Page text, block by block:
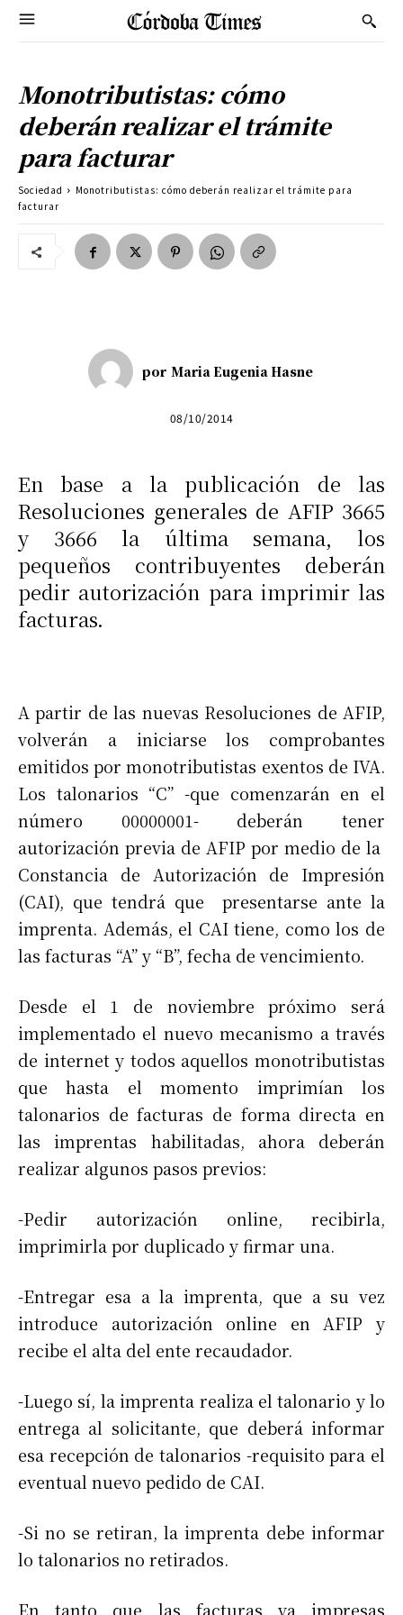
Monotributistas: cómo
deberán realizar el trámite
para facturar
Sociedad
Monotributistas: cómo deberán realizar el trámite para
facturar
por Maria Eugenia Hasne
08/10/2014
En base a la publicación de las
Resoluciones generales de AFIP 3665
y 3666 la última semana, los
pequeños contribuyentes deberán
pedir autorización para imprimir las
facturas.
A partir de las nuevas Resoluciones de AFIP,
volverán a iniciarse los comprobantes
emitidos por monotributistas exentos de IVA.
Los talonarios “C” -que comenzarán en el
número 00000001- deberán tener
autorización previa de AFIP por medio de la
Constancia de Autorización de Impresión
(CAI), que tendrá que presentarse ante la
imprenta. Además, el CAI tiene, como los de
las facturas “A” y “B”, fecha de vencimiento.
Desde el 1 de noviembre próximo será
implementado el nuevo mecanismo a través
de internet y todos aquellos monotributistas
que hasta el momento imprimían los
talonarios de facturas de forma directa en
las imprentas habilitadas, ahora deberán
realizar algunos pasos previos:
-Pedir autorización online, recibirla,
imprimirla por duplicado y firmar una.
-Entregar esa a la imprenta, que a su vez
introduce autorización online en AFIP y
recibe el alta del ente recaudador.
-Luego sí, la imprenta realiza el talonario y lo
entrega al solicitante, que deberá informar
esa recepción de talonarios -requisito para el
eventual nuevo pedido de CAI.
-Si no se retiran, la imprenta debe informar
lo talonarios no retirados.
En tanto que las facturas ya impresas